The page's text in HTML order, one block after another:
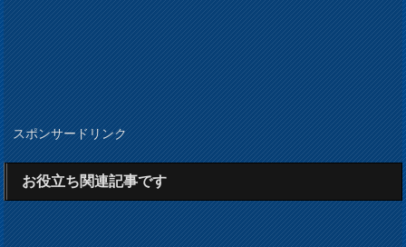
スポンサードリンク
お役立ち関連記事です